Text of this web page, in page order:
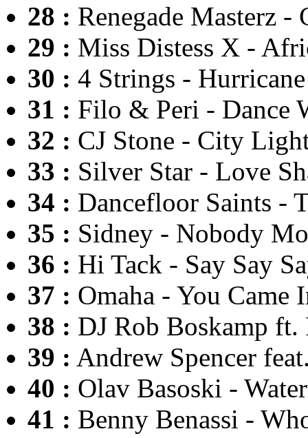
28 : Renegade Masterz -
29 : Miss Distess X -
30 : 4 Strings - Hurricane
31 : Filo & Peri - Dance
32 : CJ Stone - City
33 : Silver Star - Love
34 : Dancefloor Saints -
35 : Sidney - Nobody
36 : Hi Tack - Say Say
37 : Omaha - You
38 : DJ Rob Boskamp
39 : Andrew Spencer
40 : Olav Basoski -
41 : Benny Benassi -